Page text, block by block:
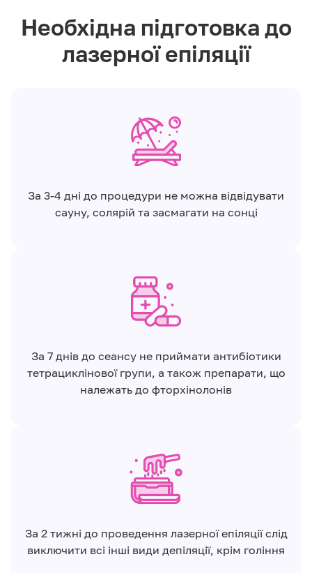
Необхідна підготовка до
лазерної епіляції
За 3-4 дні до процедури не можна відвідувати
сауну, солярій та засмагати на сонці
За 7 днів до сеансу не приймати антибіотики
тетрациклінової групи, а також препарати, що
належать до фторхінолонів
За 2 тижні до проведення лазерної епіляції слід
виключити всі інші види депіляції, крім гоління